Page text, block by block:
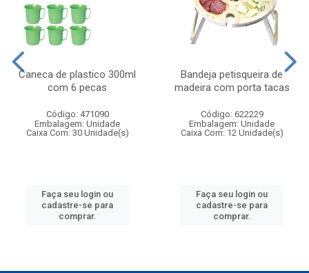
Caneca de plastico 300ml
com 6 pecas
Código: 471090
Embalagem: Unidade
Caixa Com: 30 Unidade(s)
Faça seu login ou
cadastre-se para
comprar.
Bandeja petisqueira de
madeira com porta tacas
Código: 622229
Embalagem: Unidade
Caixa Com: 12 Unidade(s)
Faça seu login ou
cadastre-se para
comprar.